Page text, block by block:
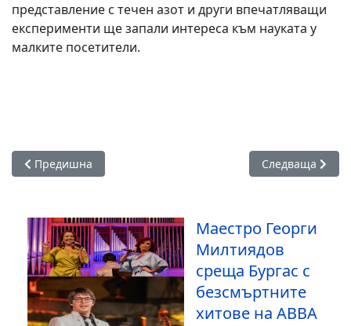
представление с течен азот и други впечатляващи
експерименти ще запали интереса към науката у
малките посетители.
Предишна статия: „Елизабет или кралицата
Предишна Следваща
Следваща
Маестро Георги
Милтиядов
среща Бургас с
безсмъртните
хитове на ABBA